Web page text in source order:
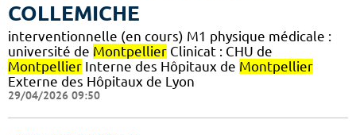
COLLEMICHE
interventionnelle (en cours) M1 physique médicale :
université de Montpellier Clinicat : CHU de
Montpellier Interne des Hôpitaux de Montpellier
Externe des Hôpitaux de Lyon
29/04/2026 09:50